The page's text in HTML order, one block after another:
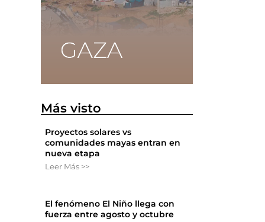
Más visto
Proyectos solares vs
comunidades mayas entran en
nueva etapa
Leer Más >>
El fenómeno El Niño llega con
fuerza entre agosto y octubre